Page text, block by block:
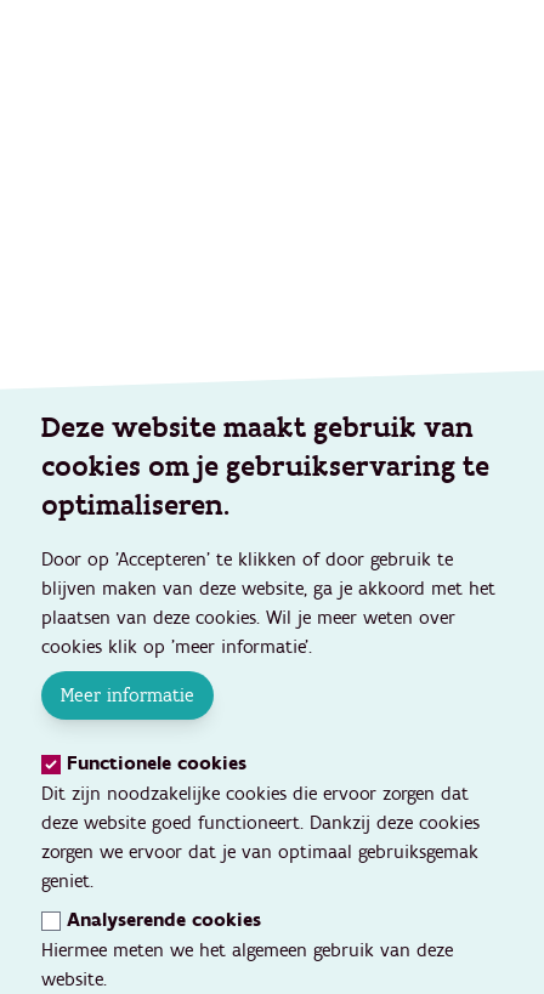
Deze website maakt gebruik van
cookies om je gebruikservaring te
optimaliseren.
Door op 'Accepteren' te klikken of door gebruik te
blijven maken van deze website, ga je akkoord met het
plaatsen van deze cookies. Wil je meer weten over
cookies klik op 'meer informatie'.
Meer informatie
Functionele cookies
Dit zijn noodzakelijke cookies die ervoor zorgen dat
deze website goed functioneert. Dankzij deze cookies
zorgen we ervoor dat je van optimaal gebruiksgemak
geniet.
Analyserende cookies
Hiermee meten we het algemeen gebruik van deze
website.